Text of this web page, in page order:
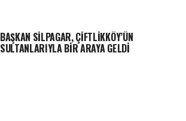
BAŞKAN SİLPAGAR, ÇİFTLİKKÖY’ÜN
SULTANLARIYLA BİR ARAYA GELDİ